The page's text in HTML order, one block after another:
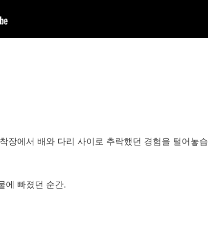
장에서 배와 다리 사이로 추락했던 경험을 털어놓습
에 빠졌던 순간.